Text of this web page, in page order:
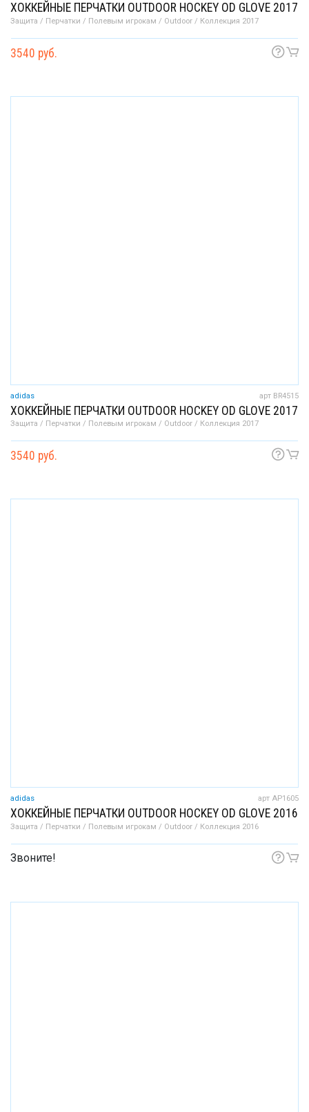
ХОККЕЙНЫЕ ПЕРЧАТКИ OUTDOOR HOCKEY OD GLOVE 2017
Защита / Перчатки / Полевым игрокам / Outdoor / Коллекция 2017
3540 руб.
adidas арт BR4515
ХОККЕЙНЫЕ ПЕРЧАТКИ OUTDOOR HOCKEY OD GLOVE 2017
Защита / Перчатки / Полевым игрокам / Outdoor / Коллекция 2017
3540 руб.
adidas арт AP1605
ХОККЕЙНЫЕ ПЕРЧАТКИ OUTDOOR HOCKEY OD GLOVE 2016
Защита / Перчатки / Полевым игрокам / Outdoor / Коллекция 2016
Звоните!